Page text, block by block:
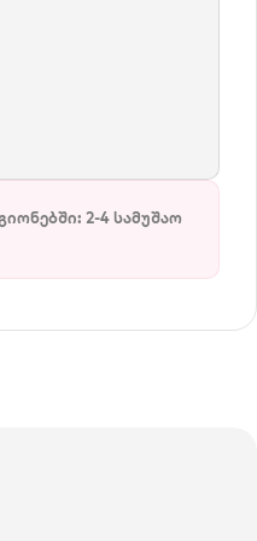
2-4 სამუშაო